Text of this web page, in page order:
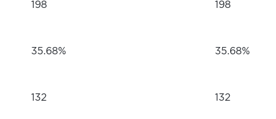
198 198
35.68% 35.68%
132 132